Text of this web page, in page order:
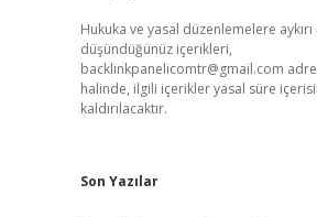
Hukuka ve yasal düzenlemelere
düşündüğünüz içerikleri,
backlinkpanelicomtr@gmail.com
halinde, ilgili içerikler yasal süre
kaldırılacaktır.
Son Yazılar